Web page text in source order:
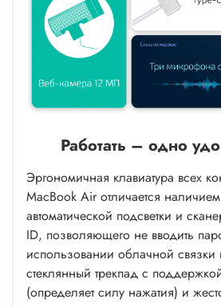
Работать – одно
Эргономичная клавиатура всех
MacBook Air отличается
автоматической подсветки и
ID, позволяющего не вводить
использовании облачной
стеклянный трекпад с
(определяет силу нажатия) и